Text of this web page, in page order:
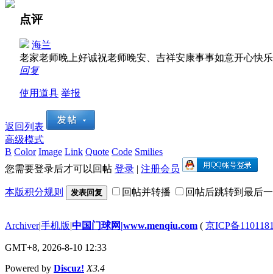
点评
海兰
老家老师晚上好诚祝老师晚安、吉祥安康事事如意开心快
回复
使用道具 举报
返回列表
高级模式
B Color Image Link Quote Code Smilies
您需要登录后才可以回帖 登录 | 注册会员
本版积分规则 发表回复 回帖并转播 回帖后跳转到最后
Archiver|手机版|中国门球网|www.menqiu.com ( 京ICP备
GMT+8, 2026-8-10 12:33
Powered by Discuz! X3.4